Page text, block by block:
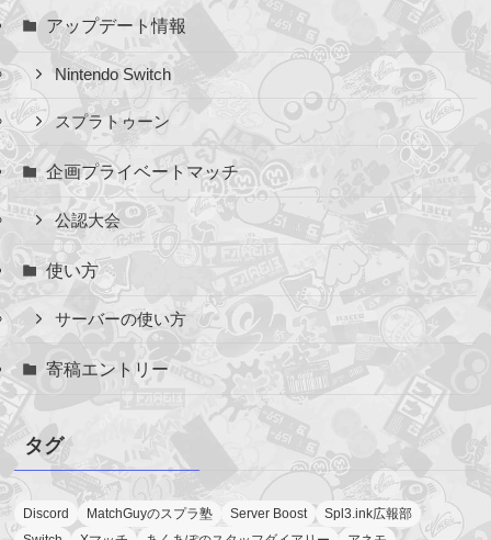
アップデート情報
Nintendo Switch
スプラトゥーン
企画プライベートマッチ
公認大会
使い方
サーバーの使い方
寄稿エントリー
タグ
Discord MatchGuyのスプラ塾 Server Boost
Spl3.ink広報部